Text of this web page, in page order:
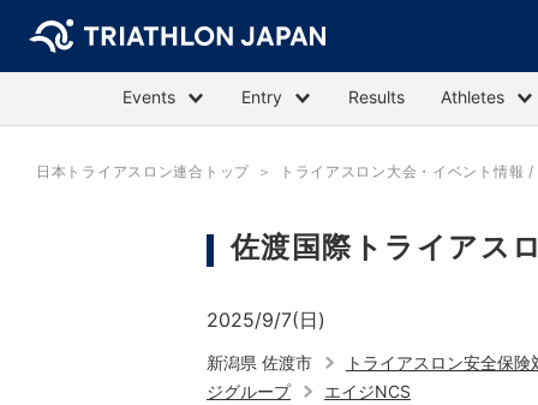
Events Entry Results Athletes
日本トライアスロン連合トップ トライアスロン大会・イベント情報
佐渡国際トライアス
2025/9/7(日)
新潟県 佐渡市 トライアスロン安全保険
ジグループ
エイジNCS